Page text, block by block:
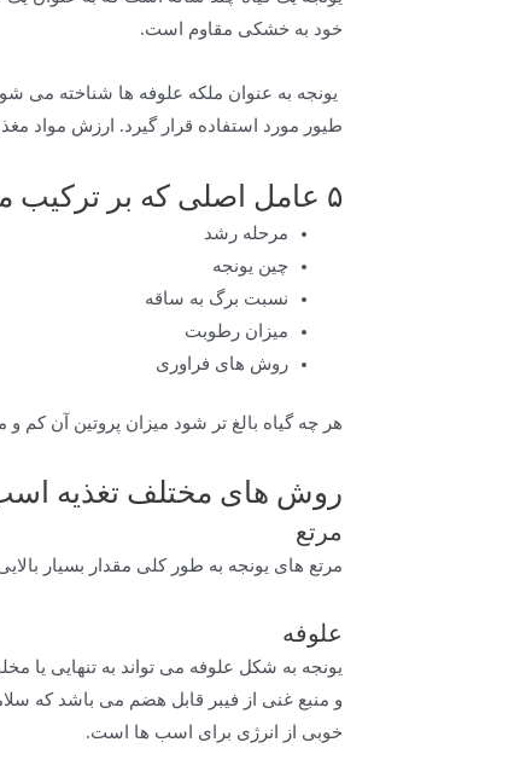
خود به خشکی مقاوم است.
یونجه به عنوان ملکه علوفه ها شناخته می
طیور مورد استفاده قرار گیرد. ارزش مواد
۵ عامل اصلی که بر ترکیب مواد مغذی یونجه تاثیر دارد:
مرحله رشد
چین یونجه
نسبت برگ به ساقه
میزان رطوبت
روش های فراوری
هر چه گیاه بالغ تر شود میزان پروتین آن کم
روش های مختلف تغذیه اسب
مرتع
مرتع های یونجه به طور کلی مقدار بسیار
علوفه
یونجه به شکل علوفه می تواند به تنهایی
و منبع غنی از فیبر قابل هضم می باشد که
خوبی از انرژی برای اسب ها است.